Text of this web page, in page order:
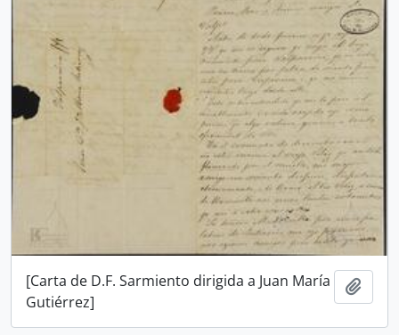
[Carta de D.F. Sarmiento dirigida a Juan María
Gutiérrez]